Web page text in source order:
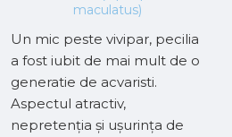
maculatus)
Un mic peste vivipar, pecilia
a fost iubit de mai mult de o
generatie de acvaristi.
Aspectul atractiv,
nepretenția și ușurința de